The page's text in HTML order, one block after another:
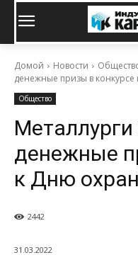
Домой Новости
денежные призы в
Общество
денежные
к Дню
2442
31.03.2022